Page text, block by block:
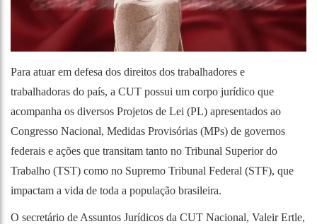
Para atuar em defesa dos direitos dos trabalhadores e
trabalhadoras do país, a CUT possui um corpo jurídico que
acompanha os diversos Projetos de Lei (PL) apresentados ao
Congresso Nacional, Medidas Provisórias (MPs) de governos
federais e ações que transitam tanto no Tribunal Superior do
Trabalho (TST) como no Supremo Tribunal Federal (STF), que
impactam a vida de toda a população brasileira.
O secretário de Assuntos Jurídicos da CUT Nacional, Valeir Ertle,